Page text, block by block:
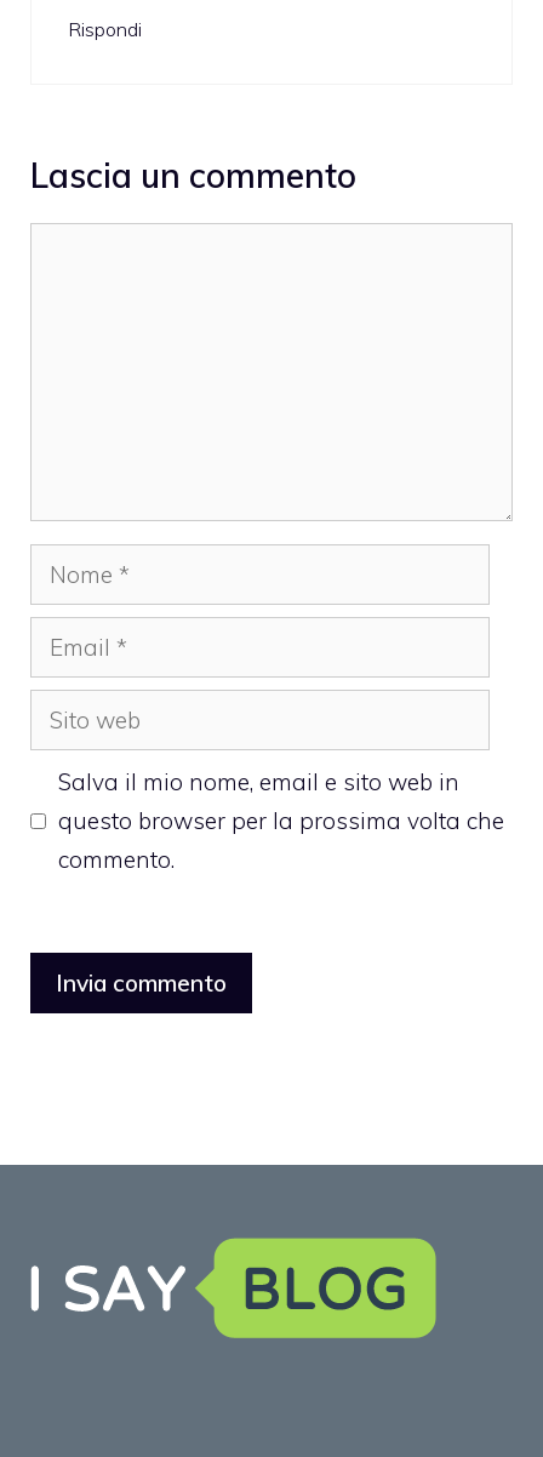
Rispondi
Lascia un commento
Nome
Email
Sito
web
Salva il mio nome, email e sito web in
questo browser per la prossima volta che
commento.